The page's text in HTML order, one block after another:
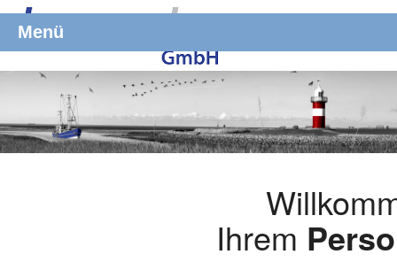
Menü
Ihrem